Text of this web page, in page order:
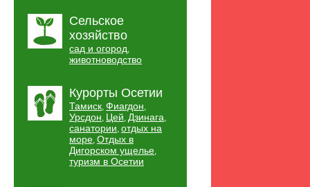
Сельское
хозяйство
сад и огород,
животноводство
Курорты Осетии
Тамиск, Фиагдон,
Урсдон, Цей, Дзинага,
санатории, отдых на
море, Отдых в
Дигорском ущелье,
туризм в Осетии